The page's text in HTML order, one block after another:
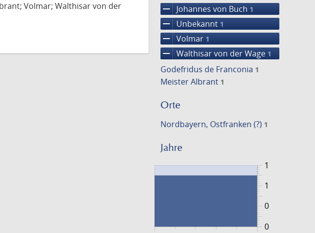
remove Johannes von Buch 1
remove Unbekannt 1
remove Volmar 1
remove Walthisar von der Wage 1
Godefridus de Franconia 1
Meister Albrant 1
Orte
Nordbayern, Ostfranken (?) 1
Jahre
0
1
0
1
Volmar; Walthisar von der